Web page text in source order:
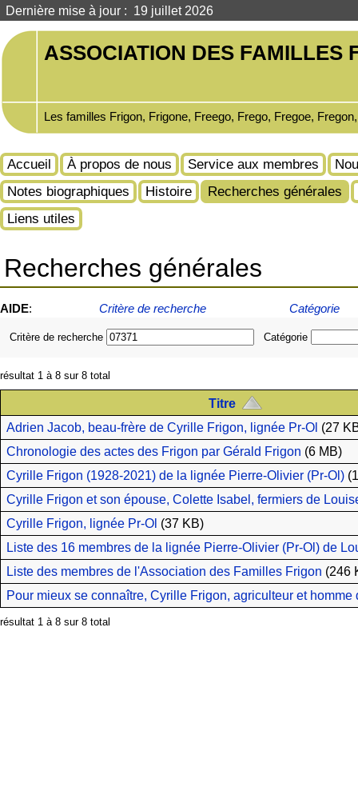
Dernière mise à jour : 19 juillet 2026
ASSOCIATION DES FAMILLES
Les familles Frigon, Frigone, Freego, Frego, Fregoe,
Accueil À propos de nous Service aux membres
Notes biographiques
Histoire
Recherches générales
Liens utiles
Recherches générales
AIDE: Critère de recherche Catégorie
Critère de recherche Catégorie
résultat 1 à 8 sur 8 total
Titre
Adrien Jacob, beau-frère de Cyrille Frigon, lignée Pr-Ol (27
Chronologie des actes des Frigon par Gérald Frigon (6 MB)
Cyrille Frigon (1928-2021) de la lignée Pierre-Olivier (Pr-Ol)
Cyrille Frigon et son épouse, Colette Isabel, fermiers de
Cyrille Frigon, lignée Pr-Ol (37 KB)
Liste des 16 membres de la lignée Pierre-Olivier (Pr-Ol) de
Liste des membres de l'Association des Familles Frigon (246
Pour mieux se connaître, Cyrille Frigon, agriculteur et homme
résultat 1 à 8 sur 8 total